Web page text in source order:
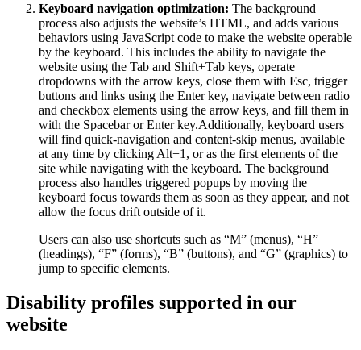
Keyboard navigation optimization: The background
process also adjusts the website’s HTML, and adds various
behaviors using JavaScript code to make the website operable
by the keyboard. This includes the ability to navigate the
website using the Tab and Shift+Tab keys, operate
dropdowns with the arrow keys, close them with Esc, trigger
buttons and links using the Enter key, navigate between radio
and checkbox elements using the arrow keys, and fill them in
with the Spacebar or Enter key.Additionally, keyboard users
will find quick-navigation and content-skip menus, available
at any time by clicking Alt+1, or as the first elements of the
site while navigating with the keyboard. The background
process also handles triggered popups by moving the
keyboard focus towards them as soon as they appear, and not
allow the focus drift outside of it.
Users can also use shortcuts such as “M” (menus), “H”
(headings), “F” (forms), “B” (buttons), and “G” (graphics) to
jump to specific elements.
Disability profiles supported in our
website